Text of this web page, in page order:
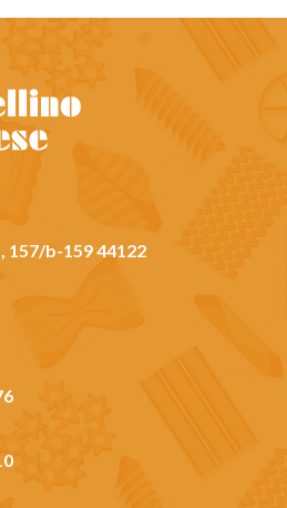
157/b-159 44122